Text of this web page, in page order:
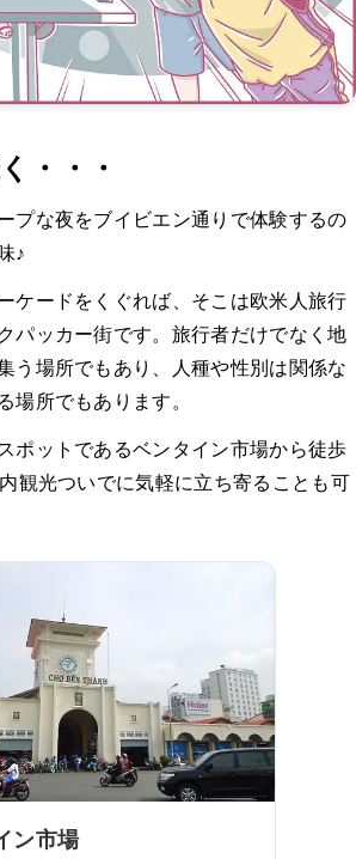
・・・
プな夜をブイビエン通りで体験するの
♪
ケードをくぐれば、そこは欧米人旅行
パッカー街です。旅行者だけでなく地
う場所でもあり、人種や性別は関係な
場所でもあります。
ポットであるベンタイン市場から徒歩
観光ついでに気軽に立ち寄ることも可
ン市場